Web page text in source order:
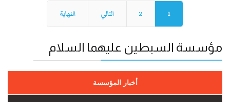
1
2 التالي النهاية
مؤسسة السبطين عليهما السلام
أخبار المؤسسة